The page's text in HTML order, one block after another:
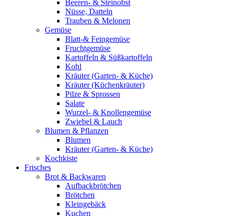
Beeren- & Steinobst
Nüsse, Datteln
Trauben & Melonen
Gemüse
Blatt-& Feingemüse
Fruchtgemüse
Kartoffeln & Süßkartoffeln
Kohl
Kräuter (Garten- & Küche)
Kräuter (Küchenkräuter)
Pilze & Sprossen
Salate
Wurzel- & Knollengemüse
Zwiebel & Lauch
Blumen & Pflanzen
Blumen
Kräuter (Garten- & Küche)
Kochkiste
Frisches
Brot & Backwaren
Aufbackbrötchen
Brötchen
Kleingebäck
Kuchen